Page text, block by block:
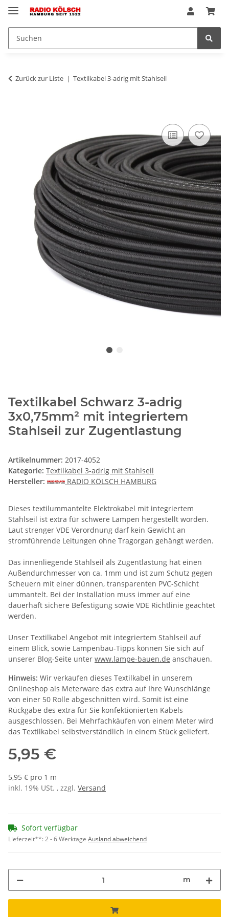
Zurück zur Liste Textilkabel 3-adrig mit Stahlseil
Textilkabel Schwarz 3-adrig
3x0,75mm² mit integriertem
Stahlseil zur Zugentlastung
Artikelnummer: 2017-4052
Kategorie: Textilkabel 3-adrig mit Stahlseil
Hersteller:
RADIO KÖLSCH HAMBURG
Dieses textilummantelte Elektrokabel mit integriertem
Stahlseil ist extra für schwere Lampen hergestellt worden.
Laut strenger VDE Verordnung darf kein Gewicht an
stromführende Leitungen ohne Tragorgan gehängt werden.
Das innenliegende Stahlseil als Zugentlastung hat einen
Außendurchmesser von ca. 1mm und ist zum Schutz gegen
Scheuern mit einer dünnen, transparenten PVC-Schicht
ummantelt. Bei der Installation muss immer auf eine
dauerhaft sichere Befestigung sowie VDE Richtlinie geachtet
werden.
Unser Textilkabel Angebot mit integriertem Stahlseil auf
einem Blick, sowie Lampenbau-Tipps können Sie sich auf
unserer Blog-Seite unter www.lampe-bauen.de anschauen.
Hinweis: Wir verkaufen dieses Textilkabel in unserem
Onlineshop als Meterware das extra auf Ihre Wunschlänge
von einer 50 Rolle abgeschnitten wird. Somit ist eine
Rückgabe des extra für Sie konfektionierten Kabels
ausgeschlossen. Bei Mehrfachkäufen von einem Meter wird
das Textilkabel selbstverständlich in einem Stück geliefert.
5,95 €
5,95 € pro 1 m
inkl. 19% USt. , zzgl. Versand
Sofort verfügbar
Lieferzeit**:2 - 6 Werktage Ausland abweichend
m